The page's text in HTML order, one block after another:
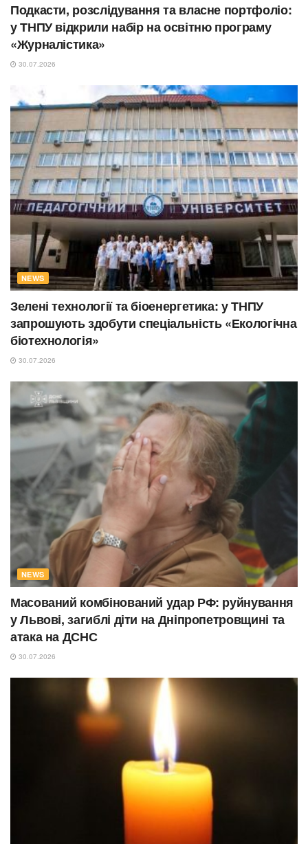
Подкасти, розслідування та власне портфоліо:
у ТНПУ відкрили набір на освітню програму
«Журналістика»
30.07.2026
NEWS
Зелені технології та біоенергетика: у ТНПУ
запрошують здобути спеціальність «Екологічна
біотехнологія»
30.07.2026
NEWS
Масований комбінований удар РФ: руйнування
у Львові, загиблі діти на Дніпропетровщині та
атака на ДСНС
30.07.2026